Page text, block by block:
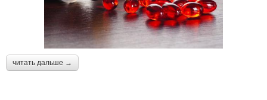
читать дальше →